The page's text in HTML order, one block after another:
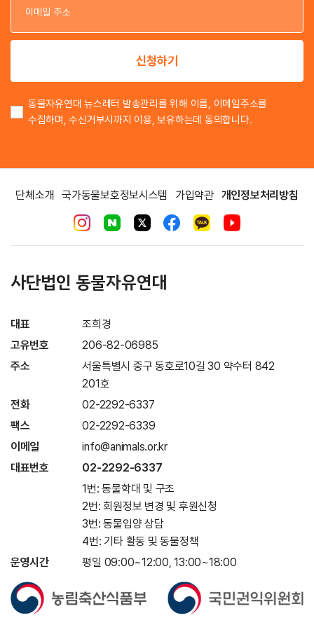
이
신청하기
동물자유연대 뉴스레터 발송관리를 위해 이름, 이메일주소를
수집하며, 수신거부시까지 이용, 보유하는데 동의합니다.
단체소개 국가동물보호정보시스템 가입약관 개인정보처리방침
사단법인 동물자유연대
대표
조희경
고유번호
206-82-06985
주소
서울특별시 중구 동호로10길 30 약수터 842
201호
전화
02-2292-6337
팩스
02-2292-6339
이메일
info@animals.or.kr
대표번호
02-2292-6337
1번: 동물학대 및 구조
2번: 회원정보 변경 및 후원신청
3번: 동물입양 상담
4번: 기타 활동 및 동물정책
운영시간
평일 09:00~12:00, 13:00~18:00